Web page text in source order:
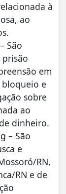
à
ao
São
em
bloqueio e
sobre
ao
dinheiro.
– São
e
RN,
RN e de